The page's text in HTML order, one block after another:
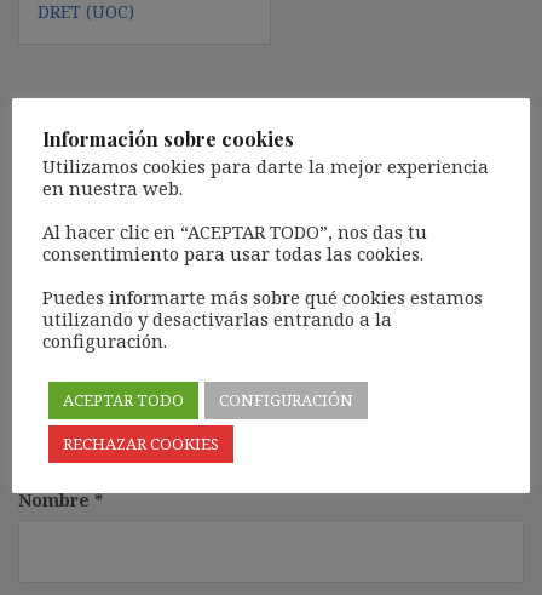
DRET (UOC)
Deja una respuesta
Tu dirección de correo electrónico no será publicada. Los
campos obligatorios están marcados con
Comentario*
Nombre*
Información sobre cookies
Utilizamos cookies para darte la mejor experiencia
en nuestra web.
Al hacer clic en “ACEPTAR TODO”, nos das tu
consentimiento para usar todas las cookies.
Puedes informarte más sobre qué cookies estamos
utilizando y desactivarlas entrando a la
configuración.
ACEPTAR TODO
CONFIGURACIÓN
RECHAZAR COOKIES